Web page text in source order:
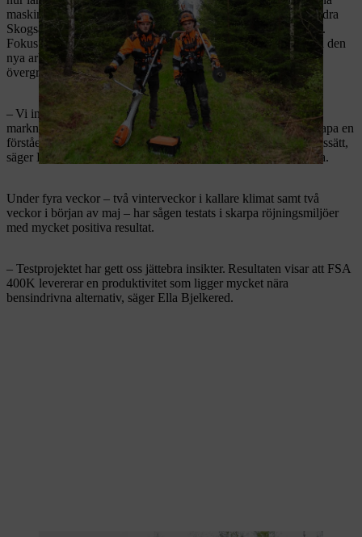
maskiner. Studien har letts av Ella Bjelkered, utvecklare på Södra
Skogsägarna och ansvarig för projekt inom skoglig utveckling.
Fokus har legat på att utvärdera både maskinens prestanda och den
nya arbetsmetodiken, liksom batteriernas kapacitet och den
övergripande infrastrukturen för laddning i fält.
– Vi initierade projektet för att göra en nulägeskoll på vad
marknaden erbjuder inom fossilfria arbetsmaskiner. Vi ville skapa en
förståelse för hela infrastrukturen kring laddning och nya arbetssätt,
säger Ella Bjelkered, skoglig utvecklare på Södra Skogsägarna.
Under fyra veckor – två vinterveckor i kallare klimat samt två
veckor i början av maj – har sågen testats i skarpa röjningsmiljöer
med mycket positiva resultat.
– Testprojektet har gett oss jättebra insikter. Resultaten visar att FSA
400K levererar en produktivitet som ligger mycket nära
bensindrivna alternativ, säger Ella Bjelkered.